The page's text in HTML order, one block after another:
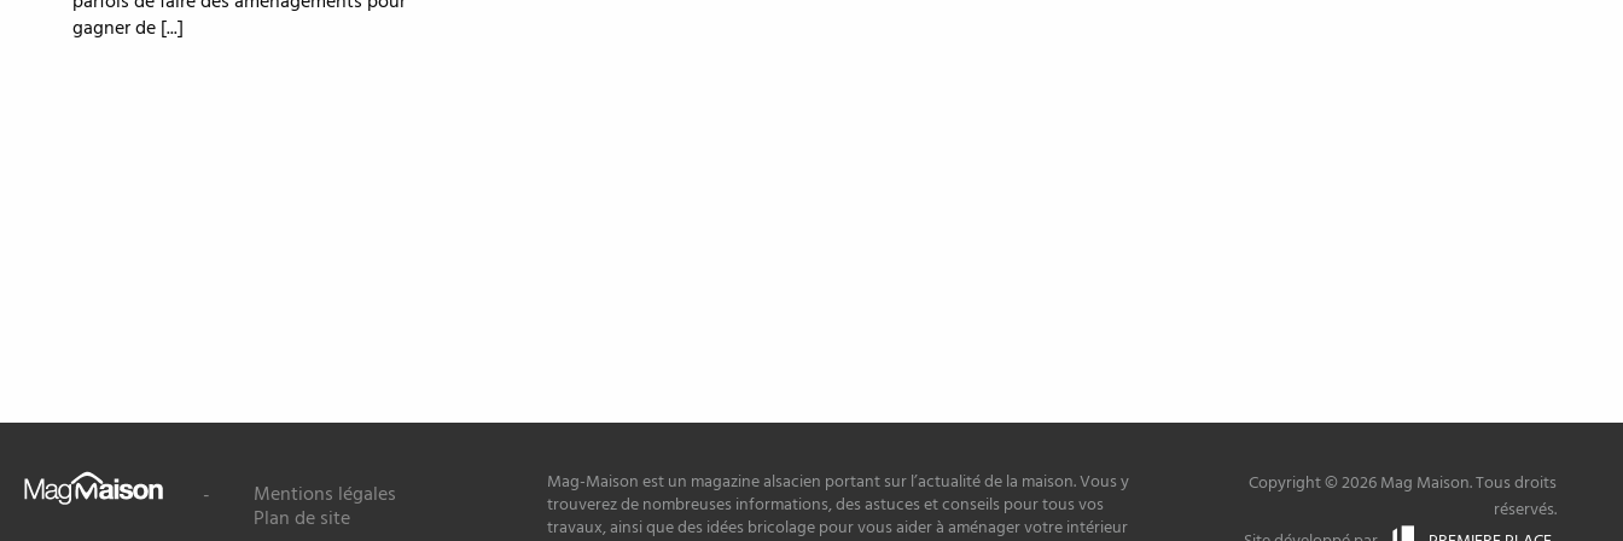
gagner de [...]
Mag
Maison
- Mentions légales
Plan de site
Mag-Maison est un magazine alsacien portant sur l’actualité de la maison. Vous y
trouverez de nombreuses informations, des astuces et conseils pour tous vos
travaux, ainsi que des idées bricolage pour vous aider à aménager votre intérieur
Copyright © 2026 Mag Maison. Tous droits
réservés.